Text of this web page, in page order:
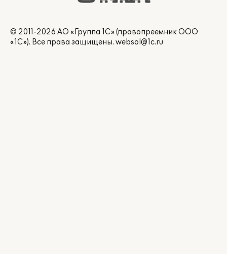
© 2011-2026 АО «Группа 1С» (правопреемник ООО
«1С»). Все права защищены. websol@1c.ru